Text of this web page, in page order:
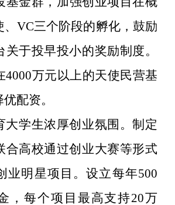
VC三个阶段的孵化，鼓励
关于投早投小的奖励制度。
4000万元以上的天使民营基
配资。
大学生浓厚创业氛围。制定
合高校通过创业大赛等形式
业明星项目。设立每年500
，每个项目最高支持20万